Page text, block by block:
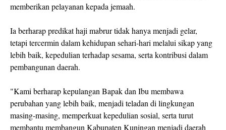
memberikan pelayanan kepada jemaah.
Ia berharap predikat haji mabrur tidak hanya menjadi gelar,
tetapi tercermin dalam kehidupan sehari-hari melalui sikap yang
lebih baik, kepedulian terhadap sesama, serta kontribusi dalam
pembangunan daerah.
"Kami berharap kepulangan Bapak dan Ibu membawa
perubahan yang lebih baik, menjadi teladan di lingkungan
masing-masing, memperkuat kepedulian sosial, serta turut
membantu membangun Kabupaten Kuningan menjadi daerah